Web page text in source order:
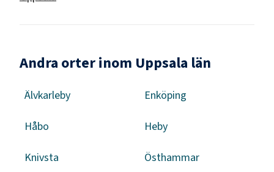
Andra orter inom Uppsala län
Älvkarleby Enköping
Håbo Heby
Knivsta Östhammar